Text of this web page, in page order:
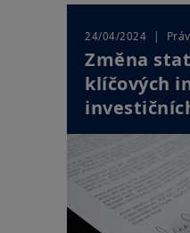
24/04/2024 |
Změna
klíčových